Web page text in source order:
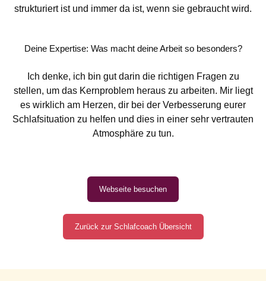
strukturiert ist und immer da ist, wenn sie gebraucht wird.
Deine Expertise: Was macht deine Arbeit so besonders?
Ich denke, ich bin gut darin die richtigen Fragen zu
stellen, um das Kernproblem heraus zu arbeiten. Mir liegt
es wirklich am Herzen, dir bei der Verbesserung eurer
Schlafsituation zu helfen und dies in einer sehr vertrauten
Atmosphäre zu tun.
Webseite besuchen
Zurück zur Schlafcoach Übersicht